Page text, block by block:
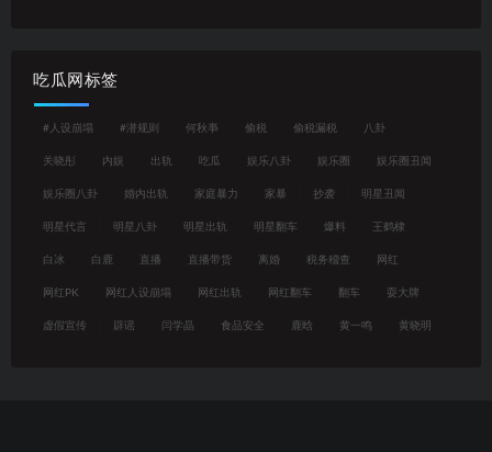
吃瓜网标签
#人设崩塌 #潜规则 何秋亊 偷税 偷税漏税 八卦
关晓彤 内娱 出轨 吃瓜 娱乐八卦 娱乐圈 娱乐圈丑闻
娱乐圈八卦 婚内出轨 家庭暴力 家暴 抄袭 明星丑闻
明星代言 明星八卦 明星出轨 明星翻车 爆料 王鹤棣
白冰 白鹿 直播 直播带货 离婚 税务稽查 网红
网红PK 网红人设崩塌 网红出轨 网红翻车 翻车 耍大牌
虚假宣传 辟谣 闫学晶 食品安全 鹿晗 黄一鸣 黄晓明